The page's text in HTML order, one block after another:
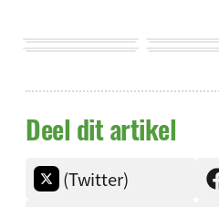
Deel dit artikel
(Twitter)